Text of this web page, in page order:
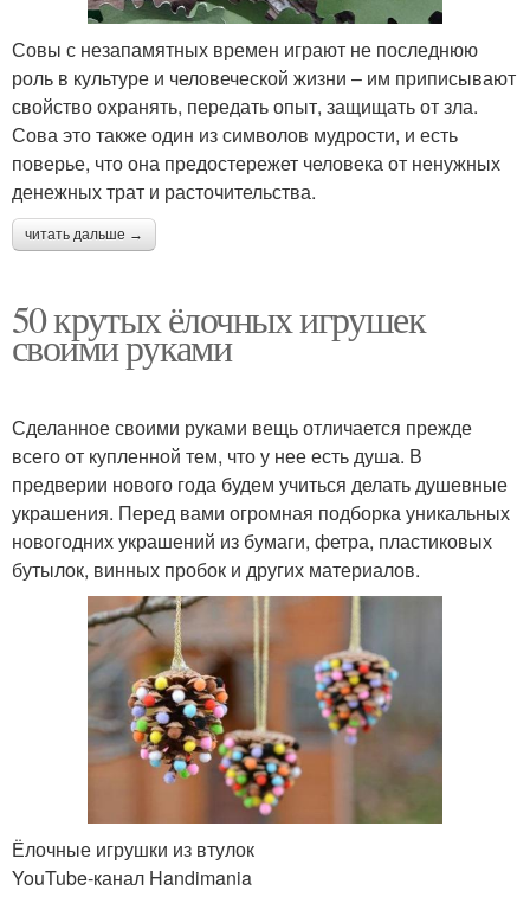
Совы с незапамятных времен играют не последнюю
роль в культуре и человеческой жизни – им приписывают
свойство охранять, передать опыт, защищать от зла.
Сова это также один из символов мудрости, и есть
поверье, что она предостережет человека от ненужных
денежных трат и расточительства.
читать дальше →
50 крутых ёлочных игрушек
своими руками
Сделанное своими руками вещь отличается прежде
всего от купленной тем, что у нее есть душа. В
предверии нового года будем учиться делать душевные
украшения. Перед вами огромная подборка уникальных
новогодних украшений из бумаги, фетра, пластиковых
бутылок, винных пробок и других материалов.
Ёлочные игрушки из втулок
YouTube‑канал Handimania